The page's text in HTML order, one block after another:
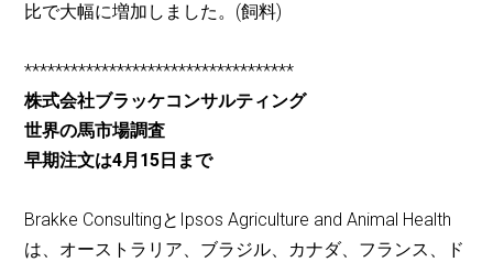
比で大幅に増加しました。(飼料)
***********************************
株式会社ブラッケコンサルティング
世界の馬市場調査
早期注文は4月15日まで
Brakke ConsultingとIpsos Agriculture and Animal Health
は、オーストラリア、ブラジル、カナダ、フランス、ド